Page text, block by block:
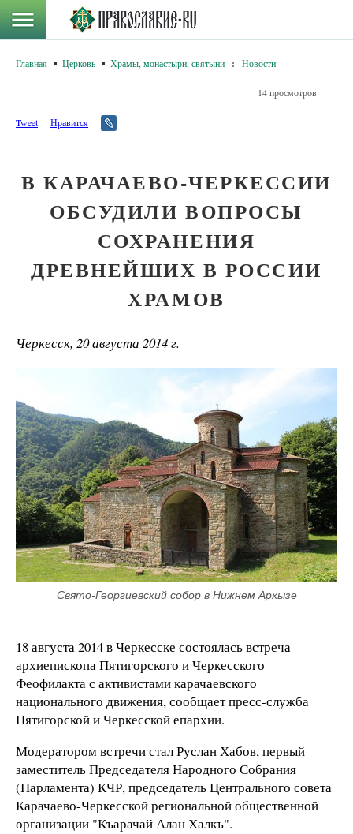
Главная Церковь Храмы, монастыри, святыни : Новости
14 просмотров
Tweet Нравится
В КАРАЧАЕВО-ЧЕРКЕССИИ
ОБСУДИЛИ ВОПРОСЫ
СОХРАНЕНИЯ
ДРЕВНЕЙШИХ В РОССИИ
ХРАМОВ
Черкесск, 20 августа 2014 г.
Свято-Георгиевский собор в Нижнем Архызе
18 августа 2014 в Черкесске состоялась встреча
архиепископа Пятигорского и Черкесского
Феофилакта с активистами карачаевского
национального движения, сообщает пресс-служба
Пятигорской и Черкесской епархии.
Модератором встречи стал Руслан Хабов, первый
заместитель Председателя Народного Собрания
(Парламента) КЧР, председатель Центрального совета
Карачаево-Черкесской региональной общественной
организации "Къарачай Алан Халкъ".